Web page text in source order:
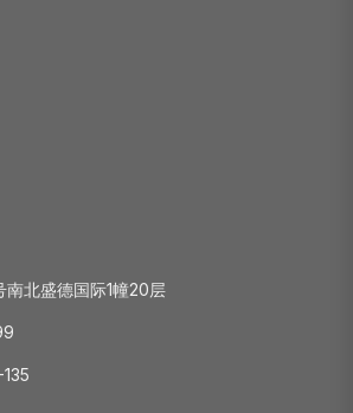
南北盛德国际1幢20层